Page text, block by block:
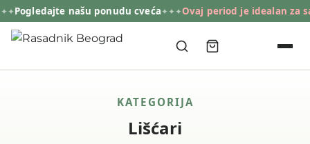
Pogledajte našu ponudu cveća✦✦✦Ovaj period je idealan za
KATEGORIJA
Lišćari